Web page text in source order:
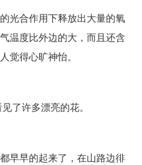
光合作用下释放出大量的氧
温度比外边的大，而且还含
觉得心旷神怡。
了许多漂亮的花。
早早的起来了，在山路边徘